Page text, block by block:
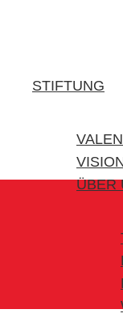
STIFTUNG
ÜBER